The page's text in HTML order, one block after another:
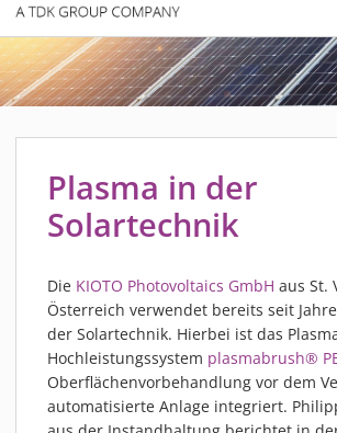
PAA TECHNOLOGIE®
PDD TECHNOLOGIE®
BRANCHEN
FAQ
PRODUKTE
MEDIPLAS KOMPONENTEN
MEDIPLAS REACTOR
MEDIPLAS DRIVER
PIEZOBRUSH PZ3
PIEZOBRUSH PZ3-I
PIEZOBRUSH MODULE
PLASMABRUSH PB3
PLASMABRUSH PB3 INTEGRATION
Plasma in der
Solartechnik
Die KIOTO Photovoltaics GmbH aus St.
Österreich verwendet bereits seit
der Solartechnik. Hierbei ist das
Hochleistungssystem plasmabrush®
Oberflächenvorbehandlung vor dem
automatisierte Anlage integriert.